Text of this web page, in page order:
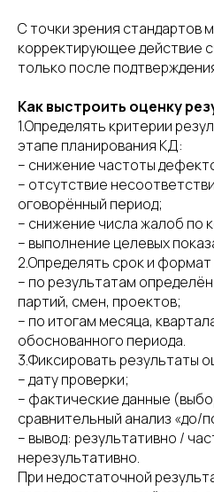
С точки зрения стандартов
корректирующее действие
только после
Как выстроить оценку
1.Определять критерии
этапе планирования КД:
– снижение частоты
– отсутствие
оговорённый период;
– снижение числа жалоб по
– выполнение целевых
2.Определять срок и формат
– по результатам
партий, смен, проектов;
– по итогам месяца,
обоснованного периода.
3.Фиксировать результаты
– дату проверки;
– фактические данные
сравнительный анализ «до/
– вывод: результативно /
нерезультативно.
При недостаточной